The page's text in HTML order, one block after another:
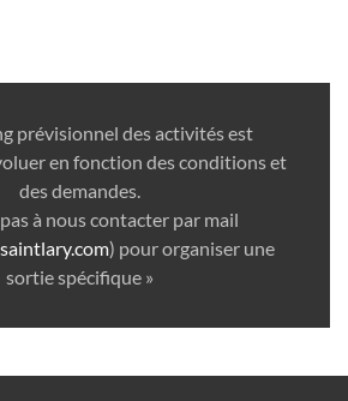
prévisionnel des activités est
en fonction des conditions et
des demandes.
à nous contacter par mail
) pour organiser une
sortie spécifique »